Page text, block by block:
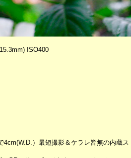
ISO400
）最短撮影＆ケラレ皆無の内蔵ス